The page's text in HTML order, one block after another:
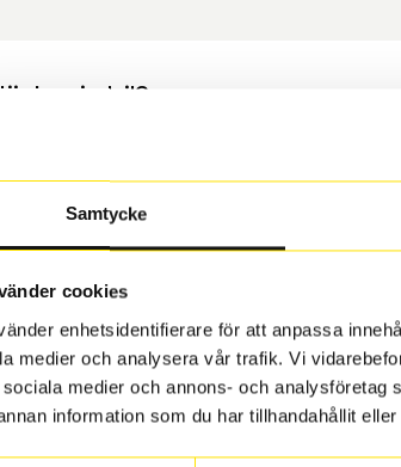
Samtycke
cookies
enhetsidentifierare för att anpassa
medier och analysera vår trafik. Vi
medier och annons- och
information som du har tillhandahållit
min bil?
för att se om det däck du valt passar
däck som skall sättas på dina befintliga
gång så att däck och fälg har samma
fälgen ha bytts ut under årens lopp och
som bilen hade ut från fabrik.
Däckspecialen